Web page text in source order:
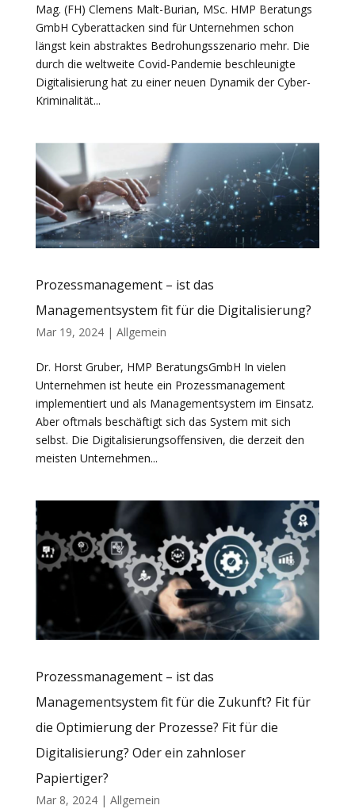
Mag. (FH) Clemens Malt-Burian, MSc. HMP Beratungs
GmbH Cyberattacken sind für Unternehmen schon
längst kein abstraktes Bedrohungsszenario mehr. Die
durch die weltweite Covid-Pandemie beschleunigte
Digitalisierung hat zu einer neuen Dynamik der Cyber-
Kriminalität...
Prozessmanagement – ist das
Managementsystem fit für die Digitalisierung?
Mar 19, 2024| Allgemein
Dr. Horst Gruber, HMP BeratungsGmbH In vielen
Unternehmen ist heute ein Prozessmanagement
implementiert und als Managementsystem im Einsatz.
Aber oftmals beschäftigt sich das System mit sich
selbst. Die Digitalisierungsoffensiven, die derzeit den
meisten Unternehmen...
Prozessmanagement – ist das
Managementsystem fit für die Zukunft? Fit für
die Optimierung der Prozesse? Fit für die
Digitalisierung? Oder ein zahnloser
Papiertiger?
Mar 8, 2024| Allgemein